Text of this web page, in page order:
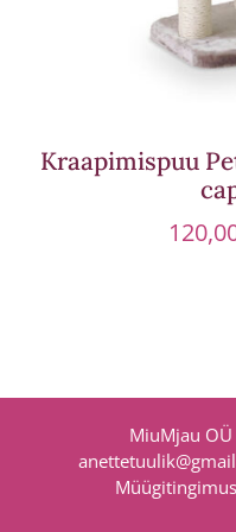
Kraapimispuu
MiuMjau